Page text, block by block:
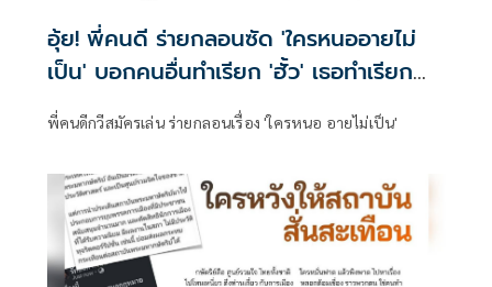
อุ้ย! พี่คนดี ร่ายกลอนซัด 'ใครหนออายไม่
เป็น' บอกคนอื่นทำเรียก 'ฮั้ว' เธอทำเรียก
'เข้าร่วมต่อสู้'
พี่คนดีกวีสมัครเล่น ร่ายกลอนเรื่อง 'ใครหนอ อายไม่เป็น'